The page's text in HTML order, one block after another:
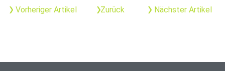
Vorheriger Artikel Zurück Nächster Artikel